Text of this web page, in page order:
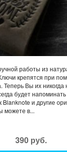
работы из
крепятся при
Теперь Вы их
будет
Blanknote и другие
можете в...
390 руб.